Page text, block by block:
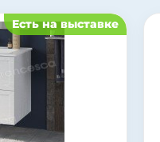
Есть на выставке